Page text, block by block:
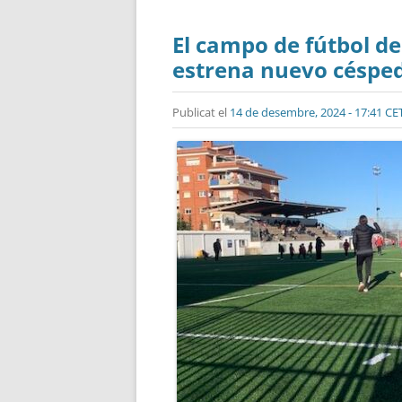
El campo de fútbol
estrena nuevo
Publicat el 14 de desembre, 2024 - 17:41